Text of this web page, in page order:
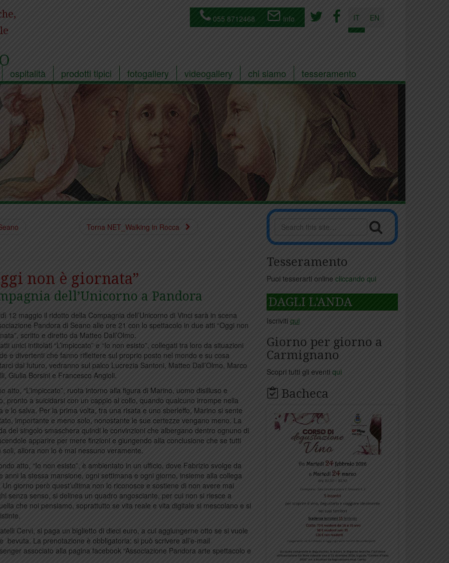
055 8712468 info IT EN
ospitalità prodotti tipici fotogallery videogallery chi siamo tesseramento
Torna NET_Walking in Rocca
non è giornata”
dell’Unicorno a Pandora
12 maggio il ridotto della Compagnia dell’Unicorno di Vinci sarà in scena
Pandora di Seano alle ore 21 con lo spettacolo in due atti “Oggi non
scritto e diretto da Matteo Dall’Olmo.
unici intitolati “L’impiccato” e “Io non esisto”, collegati tra loro da situazioni
e divertenti che fanno riflettere sul proprio posto nel mondo e su cosa
dal futuro, vedranno sul palco Lucrezia Santoni, Matteo Dall’Olmo, Marco
Giulia Borsini e Francesco Angioli.
atto, “L’impiccato”, ruota intorno alla figura di Marino, uomo disilluso e
pronto a suicidarsi con un cappio al collo, quando qualcuno irrompe nella
e lo salva. Per la prima volta, tra una risata e uno sberleffo, Marino si sente
importante e meno solo, nonostante le sue certezze vengano meno. La
del singolo smaschera quindi le convinzioni che albergano dentro ognuno di
apparire per mere finzioni e giungendo alla conclusione che se tutti
soli, allora non lo è mai nessuno veramente.
atto, “Io non esisto”, è ambientato in un ufficio, dove Fabrizio svolge da
anni la stessa mansione, ogni settimana e ogni giorno, insieme alla collega
Un giorno però quest’ultima non lo riconosce e sostiene di non avere mai
senza senso, si delinea un quadro angosciante, per cui non si riesce a
che noi pensiamo, soprattutto se vita reale e vita digitale si mescolano e si
Cervi, si paga un biglietto di dieci euro, a cui aggiungerne otto se si vuole
bevuta. La prenotazione è obbligatoria: si può scrivere all’e-mail
associato alla pagina facebook “Associazione Pandora arte spettacolo e
Tesseramento
Puoi tesserarti online cliccando qui
DAGLI L'ANDA
Iscriviti qui
Giorno per giorno a
Carmignano
Scopri tutti gli eventi qui
Bacheca